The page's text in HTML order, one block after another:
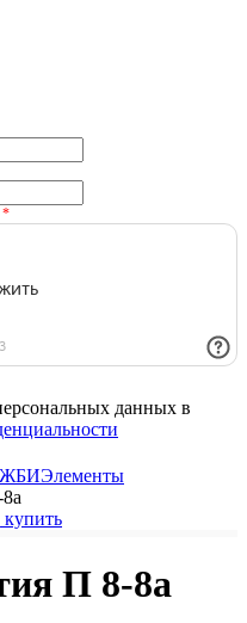
*
данных в
ЖБИЭлементы
П 8-8а